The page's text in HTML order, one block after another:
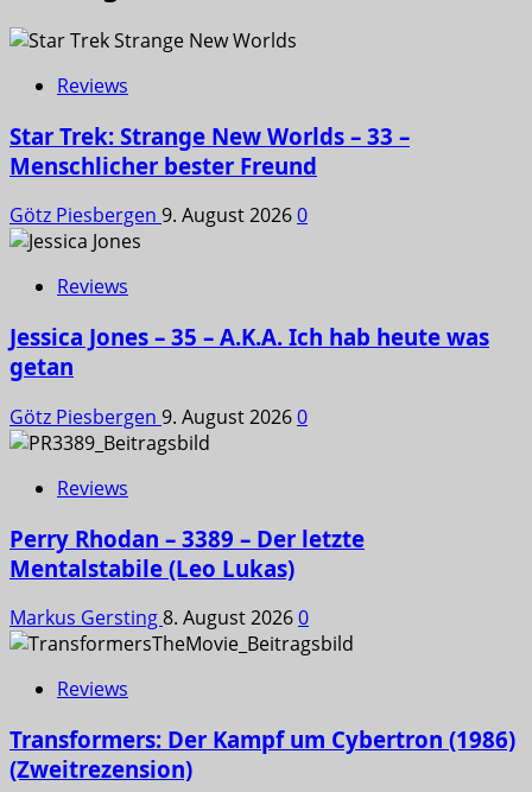
Reviews
Star Trek: Strange New Worlds – 33 –
Menschlicher bester Freund
Götz Piesbergen 9. August 20260
Reviews
Jessica Jones – 35 – A.K.A. Ich hab heute was
getan
Götz Piesbergen 9. August 20260
Reviews
Perry Rhodan – 3389 – Der letzte
Mentalstabile (Leo Lukas)
Markus Gersting8. August 20260
Reviews
Transformers: Der Kampf um Cybertron (1986)
(Zweitrezension)